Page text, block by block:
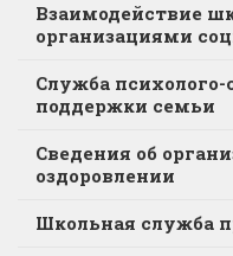
Взаимодействие
организациями
Служба психолого-
поддержки семьи
Сведения об
оздоровлении
Школьная служба